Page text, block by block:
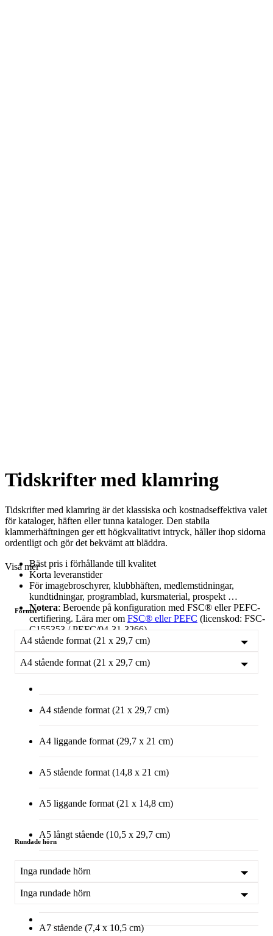
Tidskrifter med klamring
Tidskrifter med klamring är det klassiska och kostnadseffektiva valet
för kataloger, häften eller tunna kataloger. Den stabila
klammerhäftningen ger ett högkvalitativt intryck, håller ihop sidorna
ordentligt och gör det bekvämt att bläddra.
Bäst pris i förhållande till kvalitet
Korta leveranstider
För imagebroschyrer, klubbhäften, medlemstidningar,
kundtidningar, programblad, kursmaterial, prospekt …
Notera: Beroende på konfiguration med FSC® eller PEFC-
certifiering. Lära mer om FSC® eller PEFC (licenskod: FSC-
C155353 / PEFC/04-31-3266).
Visa mer
Format
A4 stående format (21 x 29,7 cm)
A4 stående format (21 x 29,7 cm)
A4 stående format (21 x 29,7 cm)
A4 liggande format (29,7 x 21 cm)
A5 stående format (14,8 x 21 cm)
A5 liggande format (21 x 14,8 cm)
A5 långt stående (10,5 x 29,7 cm)
A6 stående (10,5 x 14,8 cm)
A6 liggande format 14,8 x 10,5 cm
A7 stående (7,4 x 10,5 cm)
Rundade hörn
Inga rundade hörn
Inga rundade hörn